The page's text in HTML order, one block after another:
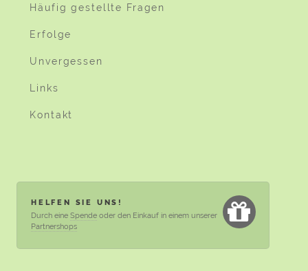
Häufig gestellte Fragen
Erfolge
Unvergessen
Links
Kontakt
HELFEN SIE UNS!
Durch eine Spende oder den Einkauf in einem unserer
Partnershops